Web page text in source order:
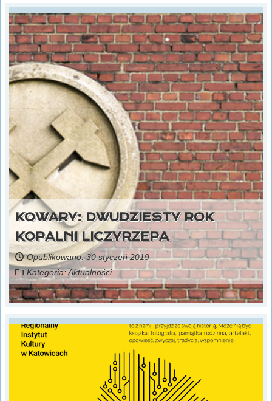
KOWARY: DWUDZIESTY ROK
KOPALNI LICZYRZEPA
Opublikowano: 30 styczeń 2019
Kategoria:Aktualności